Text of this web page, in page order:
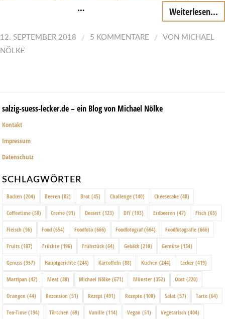
… Weiterlesen...
12. SEPTEMBER 2018 / 5 KOMMENTARE / VON MICHAEL
NÖLKE
salzig-suess-lecker.de – ein Blog von Michael Nölke
Kontakt
Impressum
Datenschutz
SCHLAGWÖRTER
Backen (204) Beeren (82) Brot (45) Challenge (140) Cheesecake (48)
Coffeetime (58) Creme (91) Dessert (123) DIY (193) Erdbeeren (47) Fisch (65)
Fleisch (96) Food (654) Foodfoto (666) Foodfotograf(664) Foodfotografie (666)
Fruits (187) Früchte (196) Frühstück (64) Gebäck (210) Gemüse (134)
Genuss (357) Hauptgerichte (244) Kartoffeln (88) Kuchen (244) Lecker (419)
Marzipan (42) Meat (88) Michael Nölke (671) Münster (352) Obst (220)
Orangen (44) Rezension (51) Rezept (491) Rezepte (100) Salat (57) Tarte (64)
Tea-Time (194) Törtchen (69) Vanille (114) Vegan (51) Vegetarisch (404)